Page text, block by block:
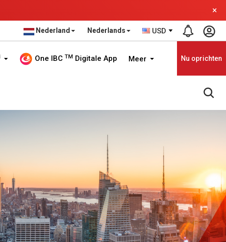
×
Nederland Nederlands USD
One IBC TM Digitale App Meer Nu oprichten